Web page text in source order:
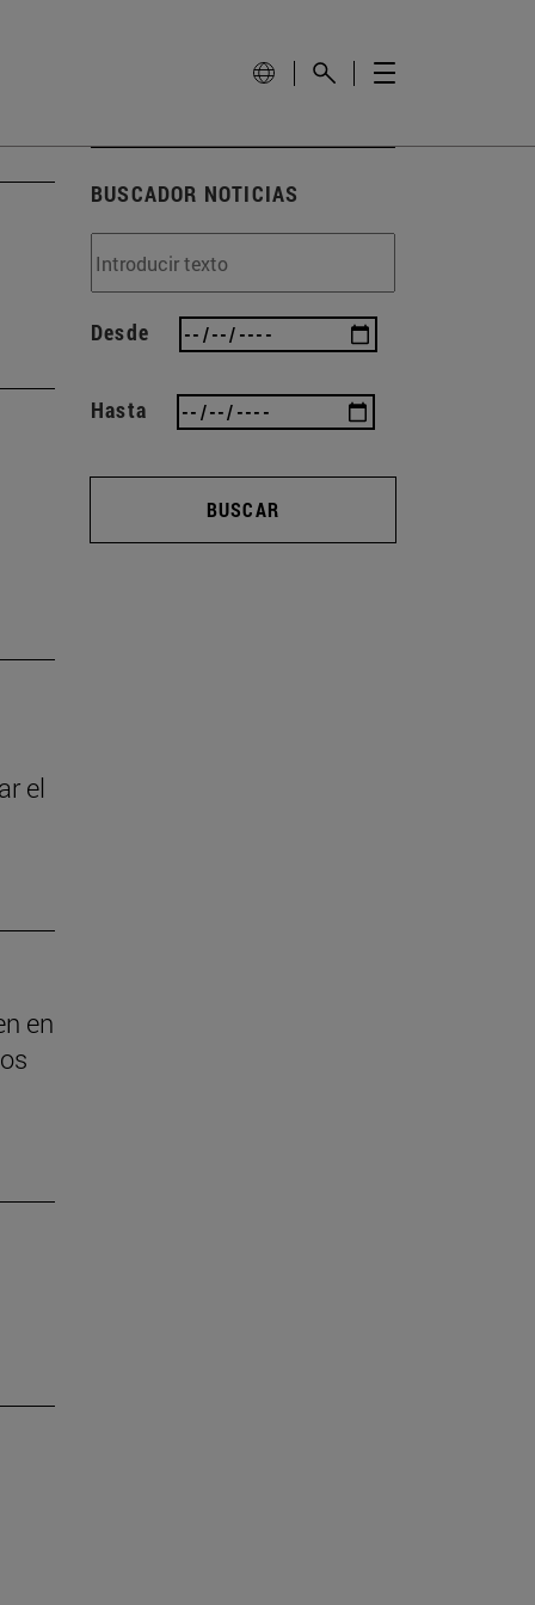
el
en
BUSCADOR NOTICIAS
Desde
Hasta
BUSCAR